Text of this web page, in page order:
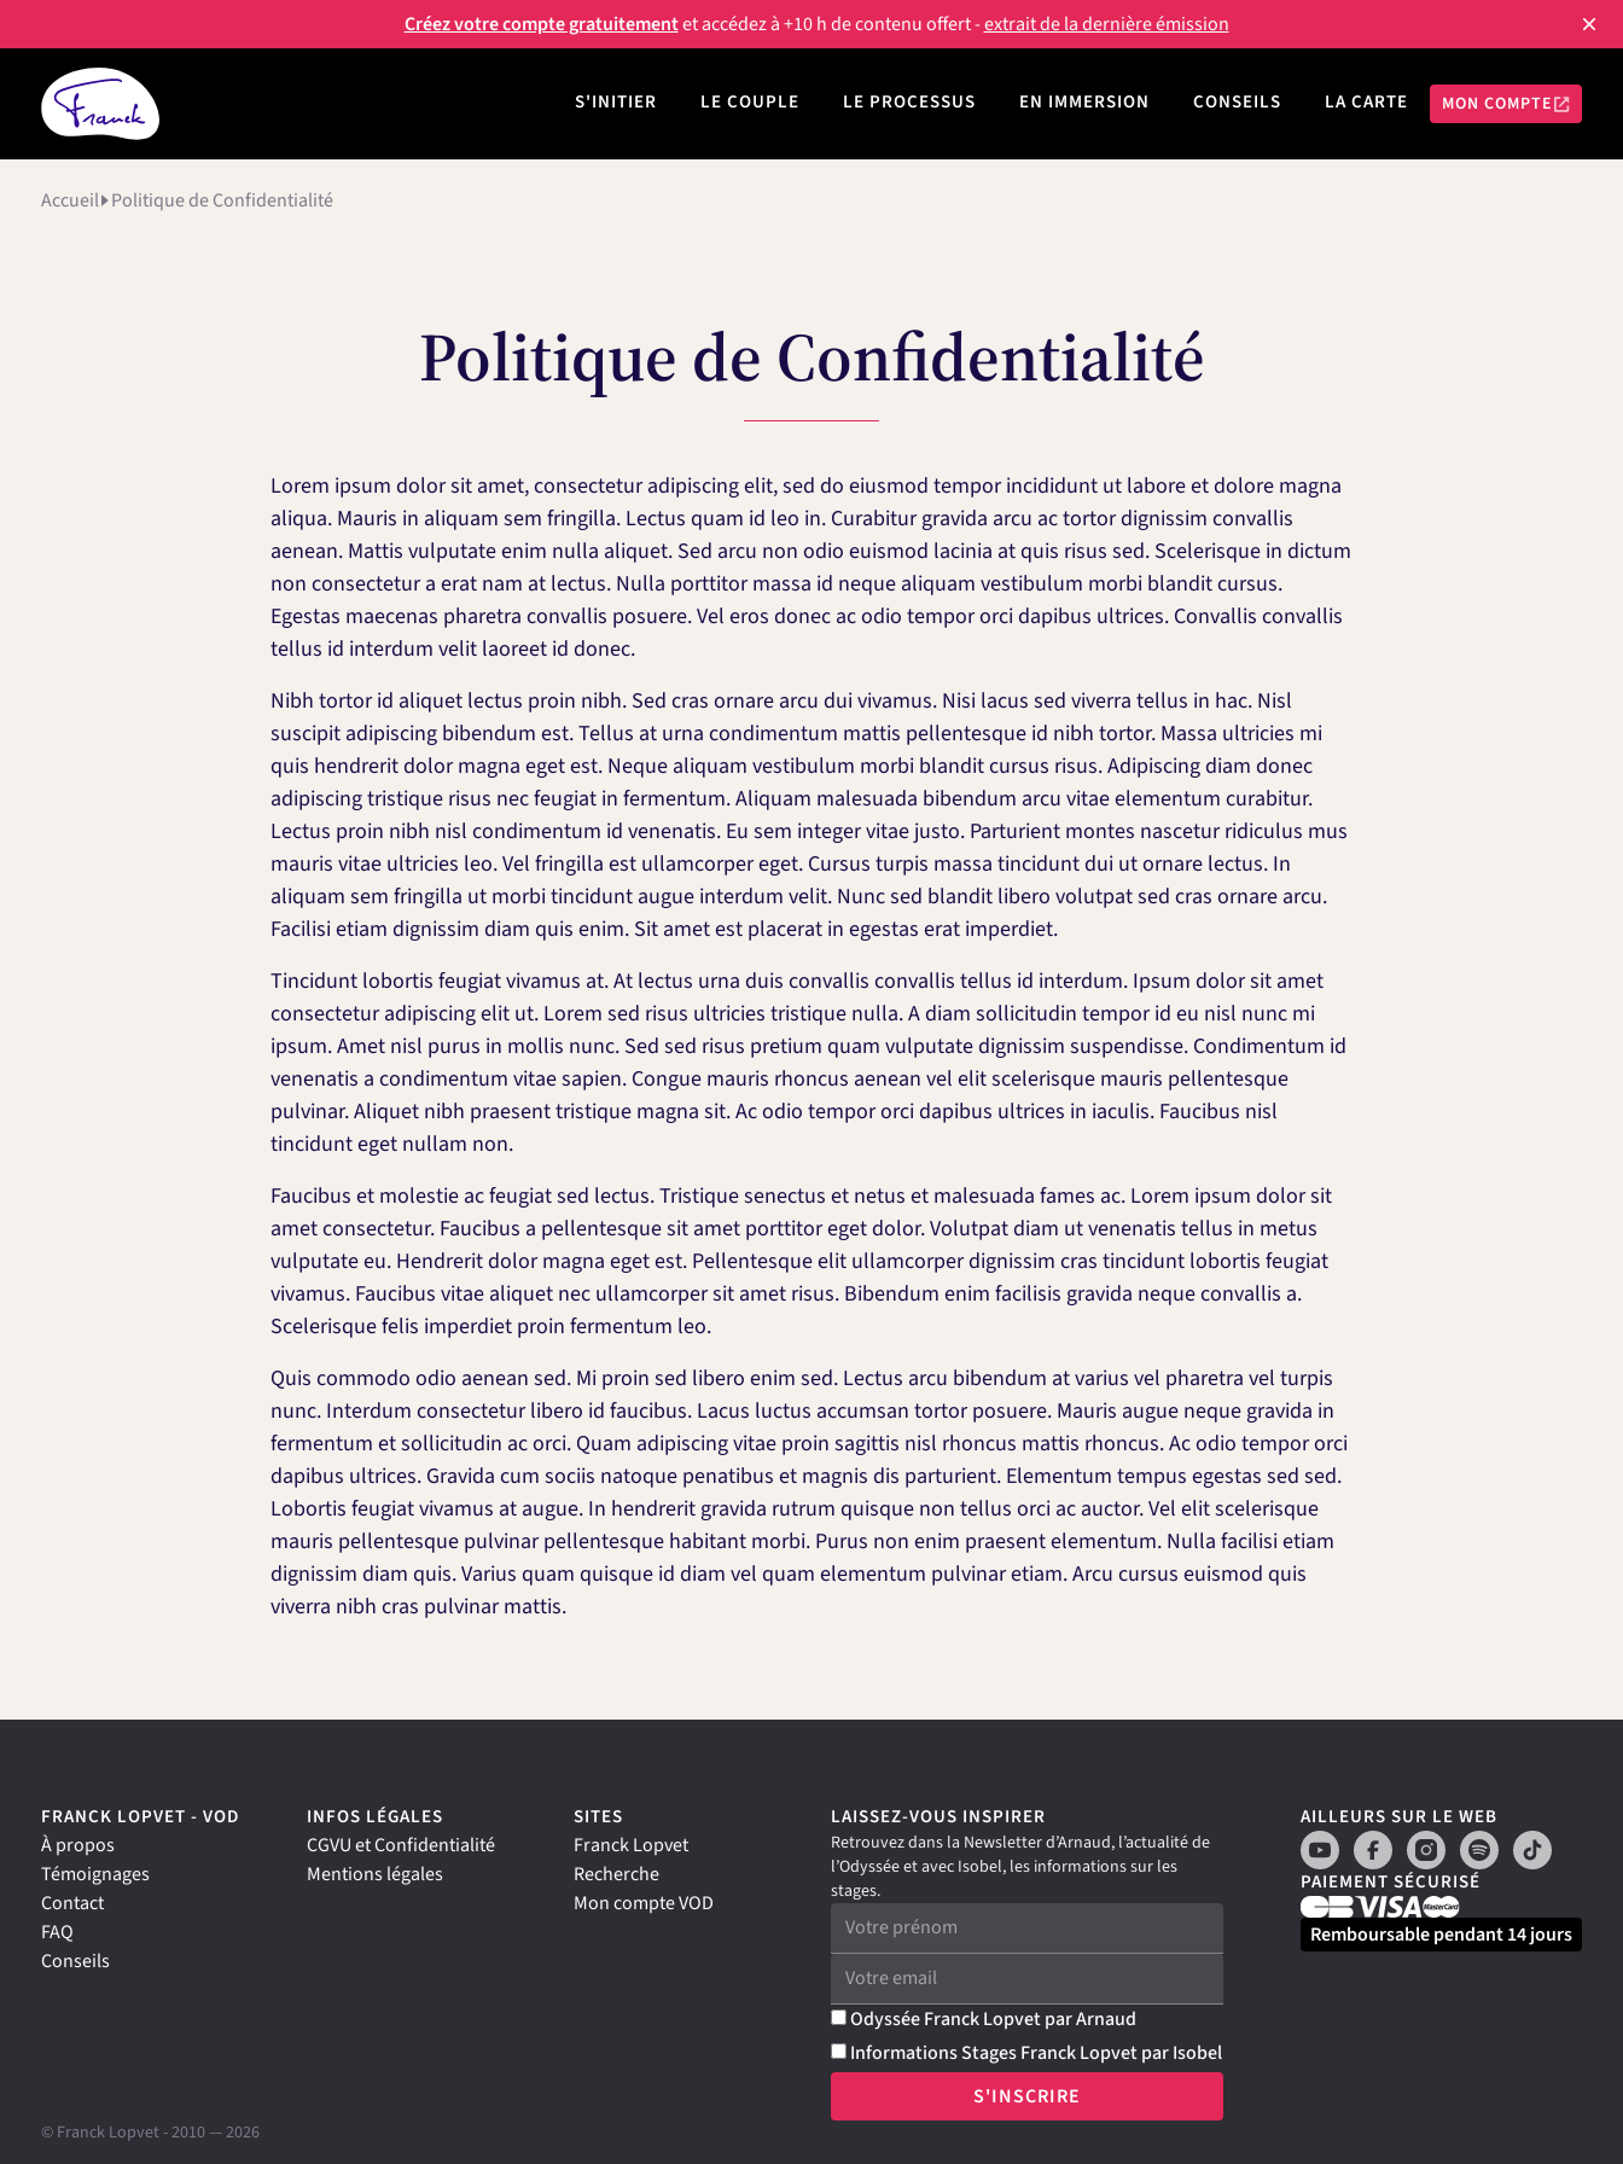
Créez votre compte gratuitementet accédez à +10 h de contenu offert -extrait de la dernière émission
S'INITIER LE COUPLE LE PROCESSUS EN IMMERSION CONSEILS LA CARTE MON COMPTE
Accueil Politique de Confidentialité
Politique de Confidentialité
Lorem ipsum dolor sit amet, consectetur adipiscing elit, sed do eiusmod tempor incididunt ut labore et dolore magna
aliqua. Mauris in aliquam sem fringilla. Lectus quam id leo in. Curabitur gravida arcu ac tortor dignissim convallis
aenean. Mattis vulputate enim nulla aliquet. Sed arcu non odio euismod lacinia at quis risus sed. Scelerisque in dictum
non consectetur a erat nam at lectus. Nulla porttitor massa id neque aliquam vestibulum morbi blandit cursus.
Egestas maecenas pharetra convallis posuere. Vel eros donec ac odio tempor orci dapibus ultrices. Convallis convallis
tellus id interdum velit laoreet id donec.
Nibh tortor id aliquet lectus proin nibh. Sed cras ornare arcu dui vivamus. Nisi lacus sed viverra tellus in hac. Nisl
suscipit adipiscing bibendum est. Tellus at urna condimentum mattis pellentesque id nibh tortor. Massa ultricies mi
quis hendrerit dolor magna eget est. Neque aliquam vestibulum morbi blandit cursus risus. Adipiscing diam donec
adipiscing tristique risus nec feugiat in fermentum. Aliquam malesuada bibendum arcu vitae elementum curabitur.
Lectus proin nibh nisl condimentum id venenatis. Eu sem integer vitae justo. Parturient montes nascetur ridiculus mus
mauris vitae ultricies leo. Vel fringilla est ullamcorper eget. Cursus turpis massa tincidunt dui ut ornare lectus. In
aliquam sem fringilla ut morbi tincidunt augue interdum velit. Nunc sed blandit libero volutpat sed cras ornare arcu.
Facilisi etiam dignissim diam quis enim. Sit amet est placerat in egestas erat imperdiet.
Tincidunt lobortis feugiat vivamus at. At lectus urna duis convallis convallis tellus id interdum. Ipsum dolor sit amet
consectetur adipiscing elit ut. Lorem sed risus ultricies tristique nulla. A diam sollicitudin tempor id eu nisl nunc mi
ipsum. Amet nisl purus in mollis nunc. Sed sed risus pretium quam vulputate dignissim suspendisse. Condimentum id
venenatis a condimentum vitae sapien. Congue mauris rhoncus aenean vel elit scelerisque mauris pellentesque
pulvinar. Aliquet nibh praesent tristique magna sit. Ac odio tempor orci dapibus ultrices in iaculis. Faucibus nisl
tincidunt eget nullam non.
Faucibus et molestie ac feugiat sed lectus. Tristique senectus et netus et malesuada fames ac. Lorem ipsum dolor sit
amet consectetur. Faucibus a pellentesque sit amet porttitor eget dolor. Volutpat diam ut venenatis tellus in metus
vulputate eu. Hendrerit dolor magna eget est. Pellentesque elit ullamcorper dignissim cras tincidunt lobortis feugiat
vivamus. Faucibus vitae aliquet nec ullamcorper sit amet risus. Bibendum enim facilisis gravida neque convallis a.
Scelerisque felis imperdiet proin fermentum leo.
Quis commodo odio aenean sed. Mi proin sed libero enim sed. Lectus arcu bibendum at varius vel pharetra vel turpis
nunc. Interdum consectetur libero id faucibus. Lacus luctus accumsan tortor posuere. Mauris augue neque gravida in
fermentum et sollicitudin ac orci. Quam adipiscing vitae proin sagittis nisl rhoncus mattis rhoncus. Ac odio tempor orci
dapibus ultrices. Gravida cum sociis natoque penatibus et magnis dis parturient. Elementum tempus egestas sed sed.
Lobortis feugiat vivamus at augue. In hendrerit gravida rutrum quisque non tellus orci ac auctor. Vel elit scelerisque
mauris pellentesque pulvinar pellentesque habitant morbi. Purus non enim praesent elementum. Nulla facilisi etiam
dignissim diam quis. Varius quam quisque id diam vel quam elementum pulvinar etiam. Arcu cursus euismod quis
viverra nibh cras pulvinar mattis.
FRANCK LOPVET - VOD
À propos
Témoignages
Contact
FAQ
Conseils
INFOS LÉGALES
CGVU et Confidentialité
Mentions légales
SITES
Franck Lopvet
Recherche
Mon compte VOD
LAISSEZ-VOUS INSPIRER
Retrouvez dans la Newsletter d’Arnaud, l’actualité de
l’Odyssée et avec Isobel, les informations sur les
stages.
Odyssée Franck Lopvet par Arnaud
Informations Stages Franck Lopvet par Isobel
S'INSCRIRE
AILLEURS SUR LE WEB
PAIEMENT SÉCURISÉ
Remboursable pendant 14 jours
© Franck Lopvet - 2010 —2026